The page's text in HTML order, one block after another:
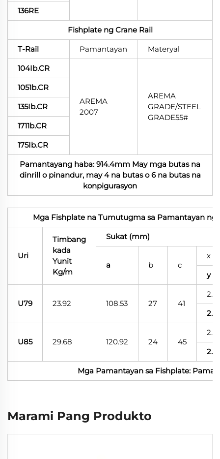
136RE
Fishplate ng Crane Rail
T-Rail Pamantayan Materyal
104Ib.CR
AREMA
2007
AREMA
GRADE/STEEL
GRADE55#
1051b.CR
135Ib.CR
1711b.CR
175Ib.CR
Pamantayang haba: 914.4mm May mga butas na
dinrill o pinandur, may 4 na butas o 6 na butas na
konpigurasyon
Mga Fishplate na Tumutugma sa Pamantayan ng
Uri
Timbang
kada
Yunit
Kg/m
Sukat (mm)
a b c
x
y
U79 23.92 108.53 27 41
U85 29.68 120.92 24 45
Mga Pamantayan sa Fishplate:
Marami Pang Produkto